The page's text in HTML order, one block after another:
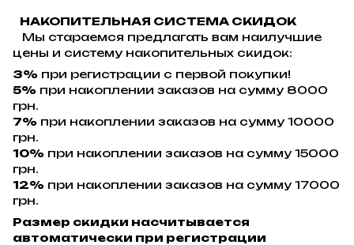
НАКОПИТЕЛЬНАЯ СИСТЕМА СКИДОК
Мы стараемся предлагать вам наилучшие
цены и систему накопительных скидок:
3% при регистрации с первой покупки!
5% при накоплении заказов на сумму 8000
грн.
7% при накоплении заказов на сумму 10000
грн.
10% при накоплении заказов на сумму 15000
грн.
12% при накоплении заказов на сумму 17000
грн.
Размер скидки насчитывается
автоматически при регистрации